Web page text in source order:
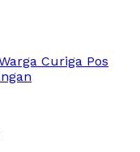
Curiga Pos